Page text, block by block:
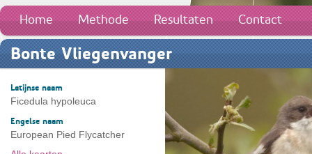
Home Methode Resultaten Contact
Bonte Vliegenvanger
Latijnse naam
Ficedula hypoleuca
Engelse naam
European Pied Flycatcher